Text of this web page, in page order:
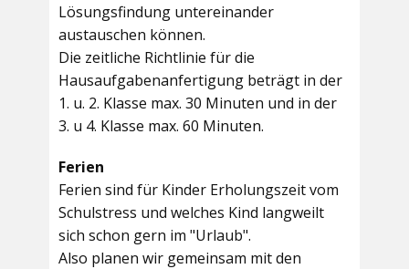
Lösungsfindung untereinander
austauschen können.
Die zeitliche Richtlinie für die
Hausaufgabenanfertigung beträgt in der
1. u. 2. Klasse max. 30 Minuten und in der
3. u 4. Klasse max. 60 Minuten.
Ferien
Ferien sind für Kinder Erholungszeit vom
Schulstress und welches Kind langweilt
sich schon gern im "Urlaub".
Also planen wir gemeinsam mit den